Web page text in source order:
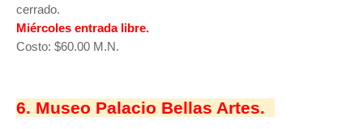
cerrado.
Miércoles entrada libre.
Costo: $60.00 M.N.
6. Museo Palacio Bellas Artes.